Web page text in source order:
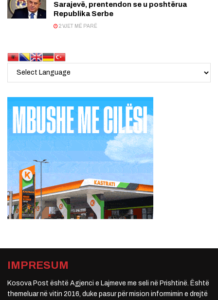
Sarajevë, prentendon se u poshtërua
Republika Serbe
2 VJET MË PARË
IMPRESUM
Kosova Post është Agjenci e Lajmeve me seli në Prishtinë. Është
themeluar në vitin 2016, duke pasur për mision informimin e drejtë